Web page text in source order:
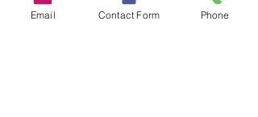
Email Contact Form Phone